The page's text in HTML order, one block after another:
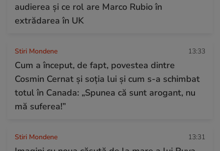
audierea și ce rol are Marco Rubio în
extrădarea în UK
Stiri Mondene 13:33
Cum a început, de fapt, povestea dintre
Cosmin Cernat și soția lui și cum s-a schimbat
totul în Canada: „Spunea că sunt arogant, nu
mă suferea!”
Stiri Mondene 13:31